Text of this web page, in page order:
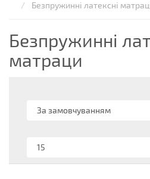
Безпружинні латексні
Безпружинні
матраци